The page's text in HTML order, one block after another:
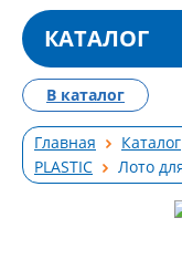
КАТАЛОГ
Главная Каталог
PLASTIC
Лото
В каталог